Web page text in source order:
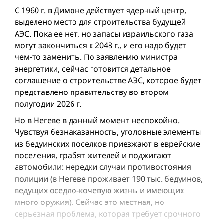
С 1960 г. в Димоне действует ядерный центр,
выделено место для строительства будущей
АЭС. Пока ее нет, но запасы израильского газа
могут закончиться к 2048 г., и его надо будет
чем-то заменить. По заявлению министра
энергетики, сейчас готовится детальное
соглашение о строительстве АЭС, которое будет
представлено правительству во втором
полугодии 2026 г.
Но в Негеве в данный момент неспокойно.
Чувствуя безнаказанность, уголовные элементы
из бедуинских поселков приезжают в еврейские
поселения, грабят жителей и поджигают
автомобили: нередки случаи противостояния
полиции (в Негеве проживает 190 тыс. бедуинов,
ведущих оседло-кочевую жизнь и имеющих
много оружия). Сейчас это местная, но
серьезная проблема, которая требует срочного